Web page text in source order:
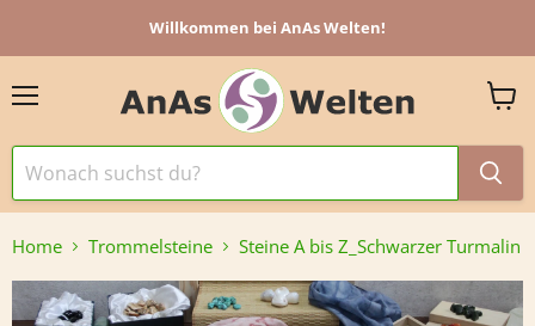
Willkommen bei AnAs Welten!
Home Trommelsteine Steine A bis Z_Schwarzer Turmalin